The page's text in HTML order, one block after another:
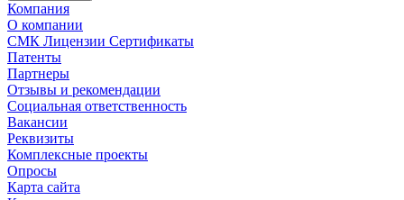
Компания
О компании
СМК Лицензии Сертификаты
Патенты
Партнеры
Отзывы и рекомендации
Социальная ответственность
Вакансии
Реквизиты
Комплексные проекты
Опросы
Карта сайта